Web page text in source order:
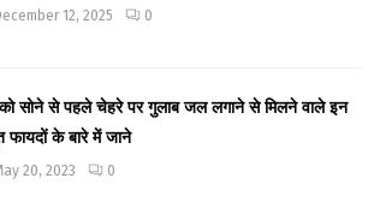
12, 2025 0
सोने से पहले चेहरे पर गुलाब जल लगाने से मिलने वाले इन
फायदों के बारे में जाने
20, 2023 0